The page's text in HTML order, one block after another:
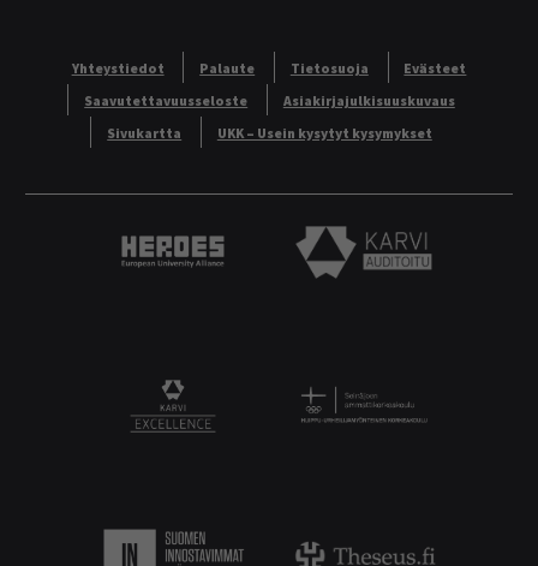
Yhteystiedot Palaute Tietosuoja
Evästeet
Saavutettavuusseloste
Asiakirjajulkisuuskuvaus
Sivukartta
UKK – Usein kysytyt kysymykset
Heroes European University Alliance logo
Karvi Auditoitu logo
KARVI Excellence logo.Logo